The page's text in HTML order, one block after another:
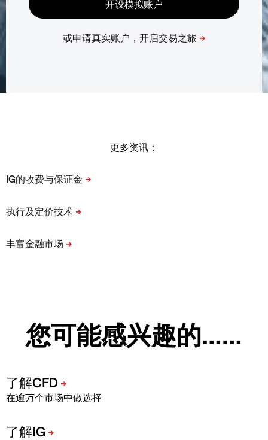
更多资讯：
您可能感兴趣的……
在逾万个市场中做选择